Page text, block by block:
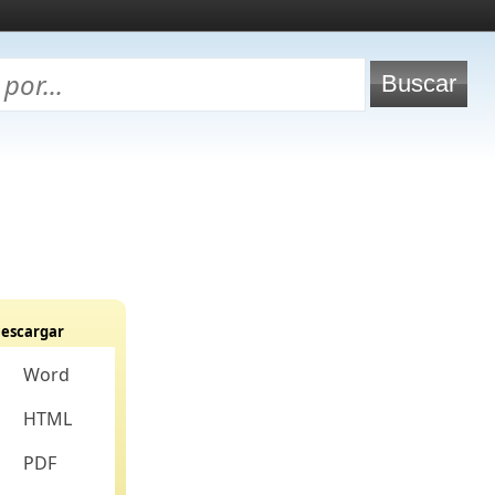
Word
HTML
PDF